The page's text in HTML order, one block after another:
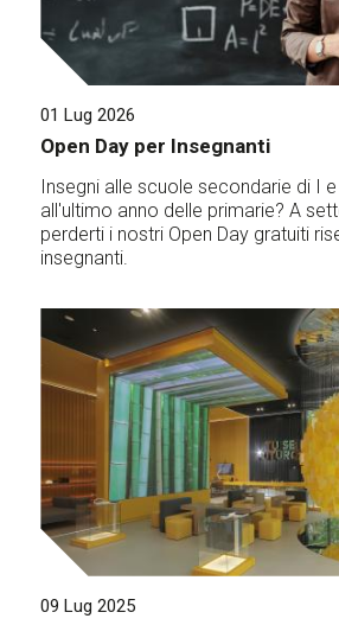
01 Lug 2026
Open Day per Insegnanti
Insegni alle scuole secondarie di I
all'ultimo anno delle primarie? A
perderti i nostri Open Day gratuiti
insegnanti.
09 Lug 2025